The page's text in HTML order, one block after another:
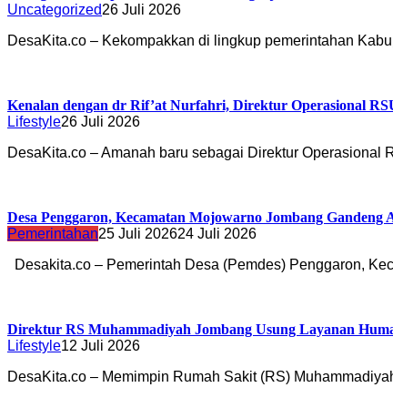
Uncategorized26 Juli 2026
DesaKita.co – Kekompakkan di lingkup pemerintahan
Kenalan dengan dr Rif’at Nurfahri, Direktur Operasional
Lifestyle26 Juli 2026
DesaKita.co – Amanah baru sebagai Direktur Operasional
Desa Penggaron, Kecamatan Mojowarno Jombang
Pemerintahan25 Juli 202624 Juli 2026
Desakita.co – Pemerintah Desa (Pemdes) Penggaron,
Direktur RS Muhammadiyah Jombang Usung Layanan
Lifestyle12 Juli 2026
DesaKita.co – Memimpin Rumah Sakit (RS)